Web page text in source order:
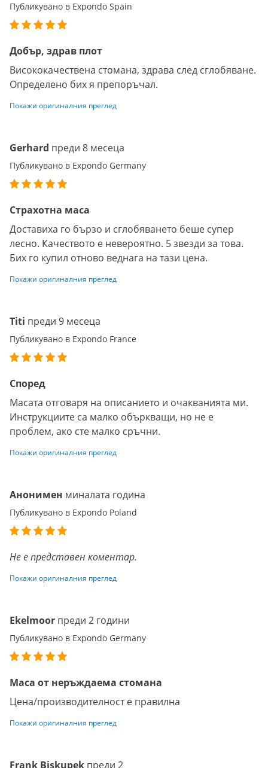
Публикувано в Expondo Spain
Добър, здрав плот
Висококачествена стомана, здрава след сглобяване.
Определено бих я препоръчал.
Покажи оригиналния преглед
Gerhard преди 8 месеца
Публикувано в Expondo Germany
Страхотна маса
Доставиха го бързо и сглобяването беше супер
лесно. Качеството е невероятно. 5 звезди за това.
Бих го купил отново веднага на тази цена.
Покажи оригиналния преглед
Titi преди 9 месеца
Публикувано в Expondo France
Според
Масата отговаря на описанието и очакванията ми.
Инструкциите са малко объркващи, но не е
проблем, ако сте малко сръчни.
Покажи оригиналния преглед
Анонимен миналата година
Публикувано в Expondo Poland
Не е представен коментар.
Покажи оригиналния преглед
Ekelmoor преди 2 години
Публикувано в Expondo Germany
Маса от неръждаема стомана
Цена/производителност е правилна
Покажи оригиналния преглед
Frank Biskupek преди 2